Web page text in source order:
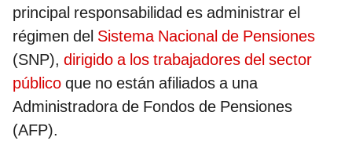
principal responsabilidad es administrar el
régimen del Sistema Nacional de Pensiones
(SNP), dirigido a los trabajadores del sector
público que no están afiliados a una
Administradora de Fondos de Pensiones
(AFP).